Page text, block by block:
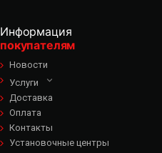
Информация
покупателям
Новости
Услуги
Доставка
Оплата
Контакты
Установочные центры